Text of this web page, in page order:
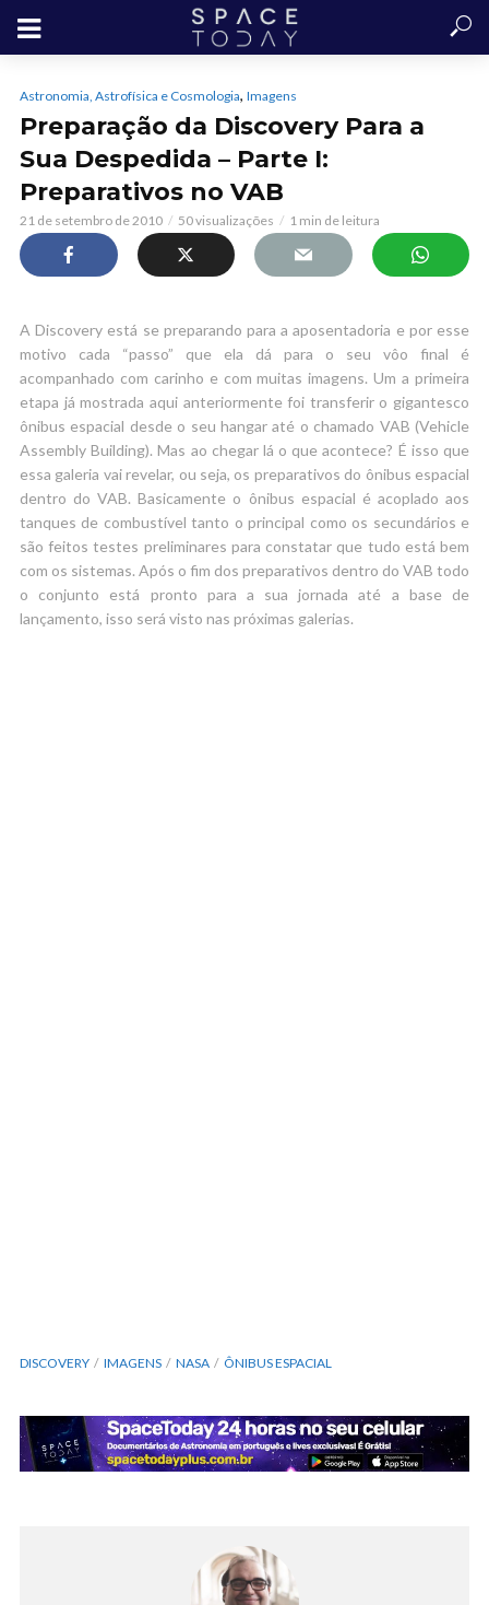
Astronomia, Astrofísica e Cosmologia, Imagens
Preparação da Discovery Para a
Sua Despedida – Parte I:
Preparativos no VAB
21 de setembro de 2010 50 visualizações 1 min de leitura
A Discovery está se preparando para a aposentadoria e por esse
motivo cada “passo” que ela dá para o seu vôo final é
acompanhado com carinho e com muitas imagens. Um a primeira
etapa já mostrada aqui anteriormente foi transferir o gigantesco
ônibus espacial desde o seu hangar até o chamado VAB (Vehicle
Assembly Building). Mas ao chegar lá o que acontece? É isso que
essa galeria vai revelar, ou seja, os preparativos do ônibus espacial
dentro do VAB. Basicamente o ônibus espacial é acoplado aos
tanques de combustível tanto o principal como os secundários e
são feitos testes preliminares para constatar que tudo está bem
com os sistemas. Após o fim dos preparativos dentro do VAB todo
o conjunto está pronto para a sua jornada até a base de
lançamento, isso será visto nas próximas galerias.
DISCOVERY IMAGENS NASA ÔNIBUS ESPACIAL